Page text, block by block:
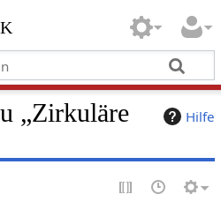
Hilfe
„Zirkuläre